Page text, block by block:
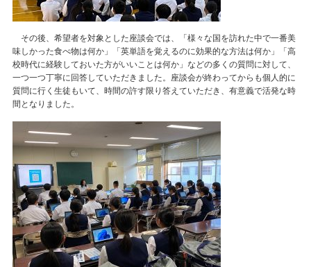
その後、希望者を対象とした座談会では、「様々な国を訪れた中で一番美
味しかった食べ物は何か」「英単語を覚えるのに効果的な方法は何か」「高
校時代に経験しておいた方がいいことは何か」などの多くの質問に対して、
一つ一つ丁寧に回答していただきました。座談会が終わってからも個人的に
質問に行く生徒もいて、時間の許す限り答えていただき、有意義で活発な時
間となりました。